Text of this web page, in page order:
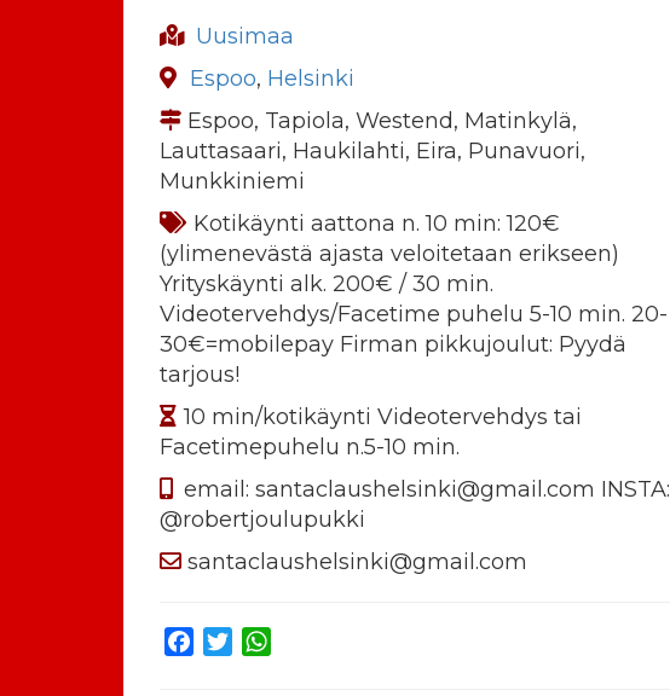
Uusimaa
Espoo, Helsinki
Espoo, Tapiola, Westend, Matinkylä,
Lauttasaari, Haukilahti, Eira, Punavuori,
Munkkiniemi
Kotikäynti aattona n. 10 min: 120€
(ylimenevästä ajasta veloitetaan erikseen)
Yrityskäynti alk. 200€ / 30 min.
Videotervehdys/Facetime puhelu 5-10 min. 20-
30€=mobilepay Firman pikkujoulut: Pyydä
tarjous!
10 min/kotikäynti Videotervehdys tai
Facetimepuhelu n.5-10 min.
email: santaclaushelsinki@gmail.com INSTA:
@robertjoulupukki
santaclaushelsinki@gmail.com
Facebook
Twitter